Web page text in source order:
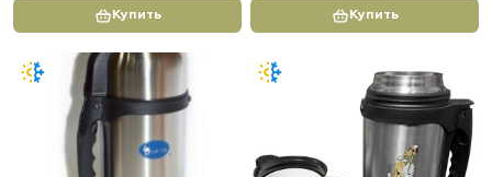
Купить Купить